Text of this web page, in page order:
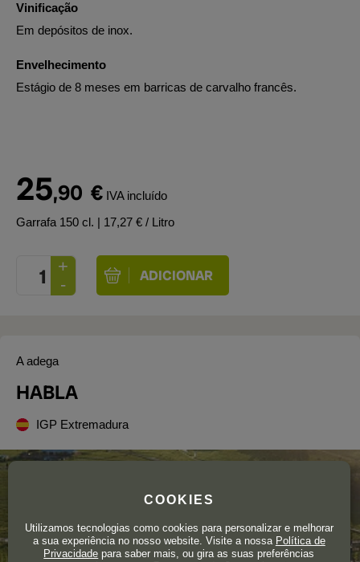
Vinificação
Em depósitos de inox.
Envelhecimento
Estágio de 8 meses em barricas de carvalho francês.
25,90 € IVA incluído
Garrafa 150 cl. | 17,27 € / Litro
A adega
HABLA
IGP Extremadura
COOKIES
Utilizamos tecnologias como cookies para personalizar e melhorar
a sua experiência no nosso website. Visite a nossa Política de
Privacidade para saber mais, ou gira as suas preferências